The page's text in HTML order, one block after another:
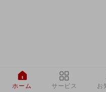
ホーム サービス お